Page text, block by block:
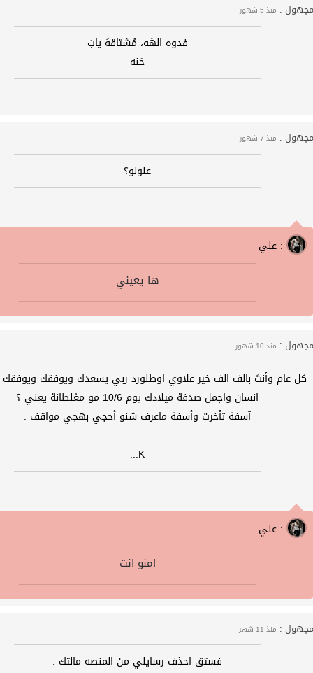
مجهول : منذ 5 شهور
فدوه الهَه، مُشتاقهَ يابَ
حَنه
مجهول : منذ 7 شهور
علولو؟
علي :
ها يعيني
مجهول : منذ 10 شهور
كل عام وأنتَ بالف الف خير علاوي اوطلورد ربي يسعدك ويوفقك ويوفقك
انسان واجمل صدفة ميلادك يوم 10/6 مو مغلطانة يعني ؟
آسفة تأخرت وأسفة ماعرف شنو أحجي بهجي مواقف .
K...
علي :
منو انت!
مجهول : منذ 11 شهر
فستق احذف رسايلي من المنصه مالتك .